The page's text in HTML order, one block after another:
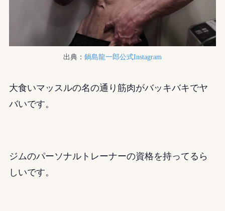
出典： 鍋島龍一郎公式Instagram
大食いマッスルの名の通り筋肉がバッキバキでヤ
バいです。
ジムのパーソナルトレーナーの資格を持ってるら
しいです。